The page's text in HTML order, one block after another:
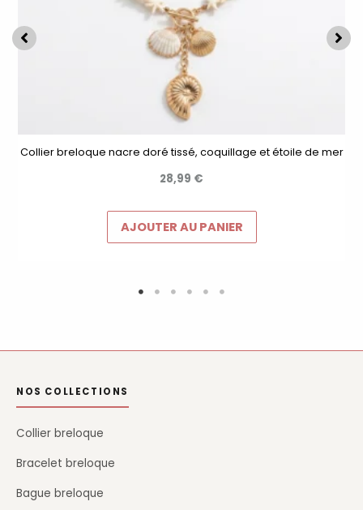
Collier breloque nacre doré tissé, coquillage et étoile de mer
28,99 €
AJOUTER AU PANIER
NOS COLLECTIONS
Collier breloque
Bracelet breloque
Bague breloque